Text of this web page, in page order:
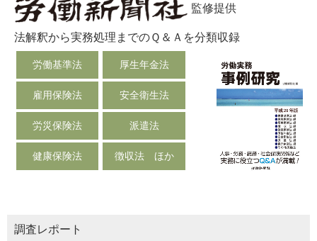
監修提供
法解釈から実務処理までのＱ＆Ａを分類収録
労働基準法 厚生年金法
雇用保険法 安全衛生法
労災保険法 派遣法
健康保険法 徴収法 ほか
調査レポート